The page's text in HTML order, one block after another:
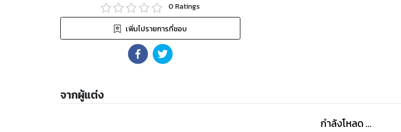
0 Ratings
เพิ่มไปรายการที่ชอบ
จากผู้แต่ง
กำลังโหลด ...